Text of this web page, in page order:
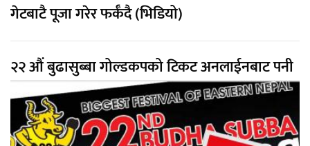
गेटबाटै पूजा गरेर फर्कँदै (भिडियो)
२२ औं बुढासुब्बा गोल्डकपको टिकट अनलाईनबाट पनी